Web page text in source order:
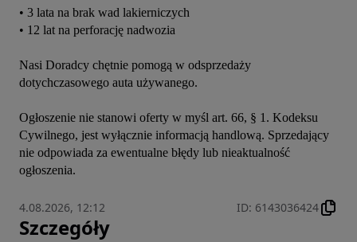
• 3 lata na brak wad lakierniczych
• 12 lat na perforację nadwozia
Nasi Doradcy chętnie pomogą w odsprzedaży
dotychczasowego auta używanego.
Ogłoszenie nie stanowi oferty w myśl art. 66, § 1. Kodeksu
Cywilnego, jest wyłącznie informacją handlową. Sprzedający
nie odpowiada za ewentualne błędy lub nieaktualność
ogłoszenia.
4.08.2026, 12:12 ID: 6143036424
Szczegóły